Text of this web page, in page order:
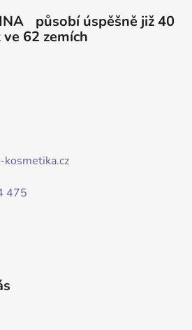
působí úspěšně již 40
62 zemích
475